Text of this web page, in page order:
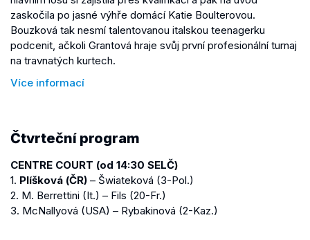
zaskočila po jasné výhře domácí Katie Boulterovou.
Bouzková tak nesmí talentovanou italskou teenagerku
podcenit, ačkoli Grantová hraje svůj první profesionální turnaj
na travnatých kurtech.
Více informací
Čtvrteční program
CENTRE COURT (od 14:30 SELČ)
1. Plíšková (ČR) – Šwiateková (3-Pol.)
2. M. Berrettini (It.) – Fils (20-Fr.)
3. McNallyová (USA) – Rybakinová (2-Kaz.)